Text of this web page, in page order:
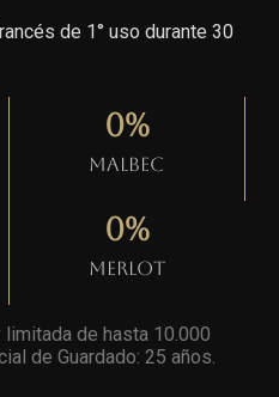
de 1° uso durante 30
Malbec
0%
Merlot
0%
de hasta 10.000
de Guardado: 25 años